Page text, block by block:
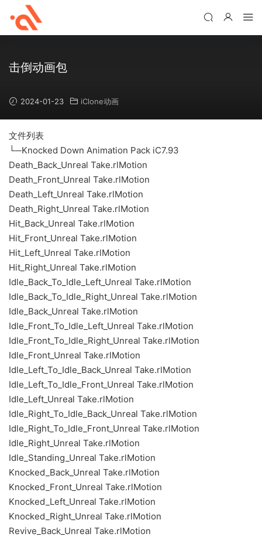
击倒动画包
2024-01-23 iClone动画
文件列表
└─Knocked Down Animation Pack iC7.93
Death_Back_Unreal Take.rlMotion
Death_Front_Unreal Take.rlMotion
Death_Left_Unreal Take.rlMotion
Death_Right_Unreal Take.rlMotion
Hit_Back_Unreal Take.rlMotion
Hit_Front_Unreal Take.rlMotion
Hit_Left_Unreal Take.rlMotion
Hit_Right_Unreal Take.rlMotion
Idle_Back_To_Idle_Left_Unreal Take.rlMotion
Idle_Back_To_Idle_Right_Unreal Take.rlMotion
Idle_Back_Unreal Take.rlMotion
Idle_Front_To_Idle_Left_Unreal Take.rlMotion
Idle_Front_To_Idle_Right_Unreal Take.rlMotion
Idle_Front_Unreal Take.rlMotion
Idle_Left_To_Idle_Back_Unreal Take.rlMotion
Idle_Left_To_Idle_Front_Unreal Take.rlMotion
Idle_Left_Unreal Take.rlMotion
Idle_Right_To_Idle_Back_Unreal Take.rlMotion
Idle_Right_To_Idle_Front_Unreal Take.rlMotion
Idle_Right_Unreal Take.rlMotion
Idle_Standing_Unreal Take.rlMotion
Knocked_Back_Unreal Take.rlMotion
Knocked_Front_Unreal Take.rlMotion
Knocked_Left_Unreal Take.rlMotion
Knocked_Right_Unreal Take.rlMotion
Revive_Back_Unreal Take.rlMotion